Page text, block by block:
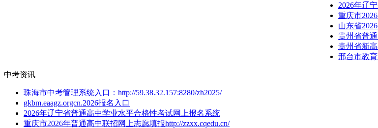
2026年辽
重庆市
山东省
贵州省普
贵州省新高
邢台市教
中考资讯
珠海市中考管理系统入口：http://59.38.32.157:8280/zh2025/
gkbm.eaagz.orgcn.2026报名入口
2026年辽宁省普通高中学业水平合格性考试网上报名系统
重庆市2026年普通高中联招网上志愿填报http://zzxx.cqedu.cn/